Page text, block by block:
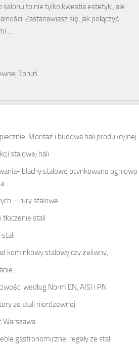
salonu to nie tylko kwestia estetyki, ale
Zastanawiasz się, jak połączyć
…
Toruń
Montaż i budowa hali produkcyjnej
stalowej hali
blachy stalowe ocynkowane ogniowo
– rury stalowe
stali
kominkowy stalowy czy żeliwny,
według Norm EN, AISI i PN
ze stali nierdzewnej
Warszawa
gastronomiczne, regały ze stali